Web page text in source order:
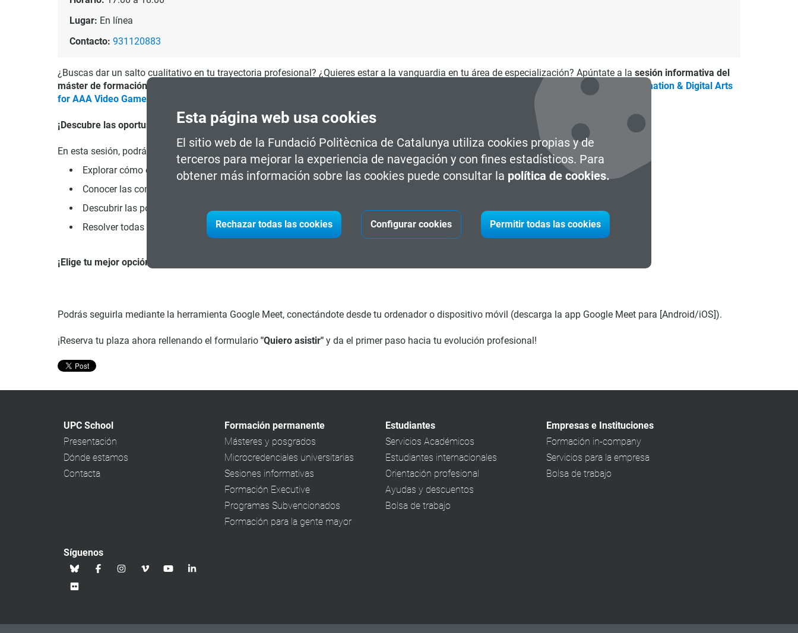
Esta página web usa cookies
El sitio web de la Fundació Politècnica de Catalunya utiliza cookies propias y de
terceros para mejorar la experiencia de navegación y con fines estadísticos. Para
obtener más información sobre las cookies puede consultar la política de cookies.
Rechazar todas las cookies Configurar cookies Permitir todas las cookies
Lugar: En línea
Contacto: 931120883
¿Buscas dar un salto cualitativo en tu trayectoria profesional? ¿Quieres estar a la vanguardia en tu área de especialización? Apúntate a la sesión informativa del
máster de formación permanente
(Presencial) y del máster de formación permanente
Animation & Digital Arts
for AAA Video Games
¡Descubre las oportunidades que te esperan!
En esta sesión, podrás:
Explorar cómo este programa puede abrirte nuevas puertas en tu futuro laboral.
Conocer las competencias clave que adquirirás para destacar en el sector.
Descubrir las posibilidades de reorientación profesional hacia áreas emergentes.
Resolver todas tus dudas del proceso de matrícula con nuestras asesoras.
¡Elige tu mejor opción!
Podrás seguirla mediante la herramienta Google Meet, conectándote desde tu ordenador o dispositivo móvil (descarga la app Google Meet para [Android/iOS]).
¡Reserva tu plaza ahora rellenando el formulario "Quiero asistir" y da el primer paso hacia tu evolución profesional!
UPC School
Presentación
Dónde estamos
Contacta
Formación permanente
Másteres y posgrados
Microcredenciales universitarias
Sesiones informativas
Formación Executive
Programas Subvencionados
Formación para la gente mayor
Estudiantes
Servicios Académicos
Estudiantes internacionales
Orientación profesional
Ayudas y descuentos
Bolsa de trabajo
Empresas e Instituciones
Formación in-company
Servicios para la empresa
Bolsa de trabajo
Síguenos